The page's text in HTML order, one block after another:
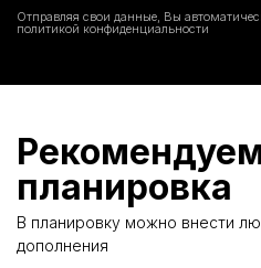
Отправляя свои данные, Вы
политикой конфиденциальности
планировка
В планировку можно внести
дополнения